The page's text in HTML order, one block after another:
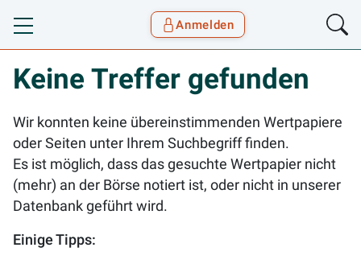
Toggle navigation
Anmelden
Keine Treffer gefunden
Wir konnten keine übereinstimmenden Wertpapiere
oder Seiten unter Ihrem Suchbegriff finden.
Es ist möglich, dass das gesuchte Wertpapier nicht
(mehr) an der Börse notiert ist, oder nicht in unserer
Datenbank geführt wird.
Einige Tipps: